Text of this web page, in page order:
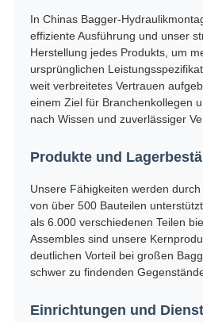
In Chinas Bagger-
effiziente Ausführung und unser
Herstellung jedes Produkts, um
ursprünglichen
weit verbreitetes Vertrauen
einem Ziel für Branchenkollegen
nach Wissen und zuverlässiger
Produkte und
Unsere Fähigkeiten werden
von über 500 Bauteilen
als 6.000 verschiedenen Teilen
Assembles sind unsere
deutlichen Vorteil bei großen
schwer zu findenden
Einrichtungen und